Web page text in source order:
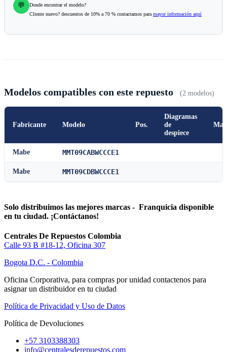
💬
Donde encontrar el modelo?
Cliente nuevo? descuentos de 10% a 70 % contactamos para mayor información aquí
Modelos compatibles con este repuesto (2 modelos)
Fabricante Modelo Pos.
Diagramas
de
despiece
Mabe MMT09CABWCCCE1
Mabe MMT09CDBWCCCE1
Solo distribuimos las mejores marcas - Franquicia disponible
en tu ciudad. ¡Contáctanos!
Centrales De Repuestos Colombia
Calle 93 B #18-12, Oficina 307
Bogota D.C. - Colombia
Oficina Corporativa, para compras por unidad contactenos para
asignar un distribuidor en tu ciudad
Política de Privacidad y Uso de Datos
Política de Devoluciones
+57 3103388303
info@centralesderepuestos.com